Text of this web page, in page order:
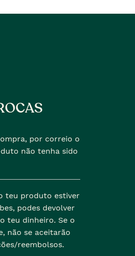
por correio o
não tenha sido
teu produto estiver
podes devolver
teu dinheiro. Se o
não se aceitarão
reembolsos.